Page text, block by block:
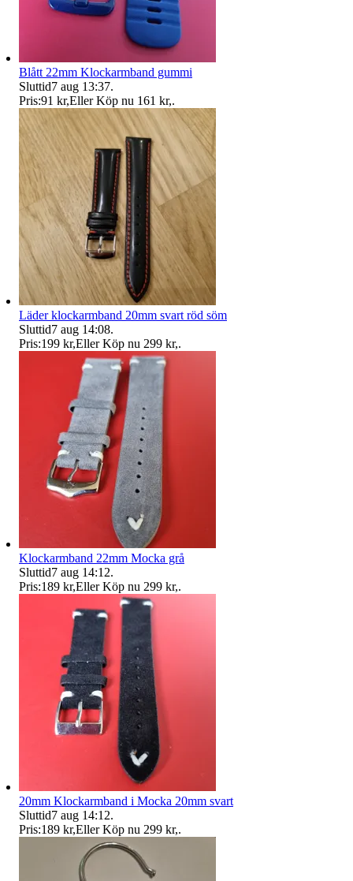
Blått 22mm Klockarmband gummi
Sluttid7 aug 13:37.
Pris:91 kr,Eller Köp nu 161 kr,.
Läder klockarmband 20mm svart röd söm
Sluttid7 aug 14:08.
Pris:199 kr,Eller Köp nu 299 kr,.
Klockarmband 22mm Mocka grå
Sluttid7 aug 14:12.
Pris:189 kr,Eller Köp nu 299 kr,.
20mm Klockarmband i Mocka 20mm svart
Sluttid7 aug 14:12.
Pris:189 kr,Eller Köp nu 299 kr,.